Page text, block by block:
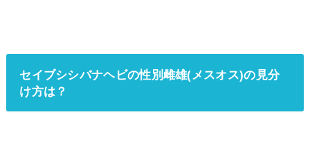
セイブシシバナヘビの性別雌雄(メスオス)の見分
け方は？